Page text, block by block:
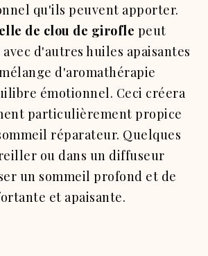
qu'ils peuvent apporter.
de clou de girofle peut
d'autres huiles apaisantes
d'aromathérapie
émotionnel. Ceci créera
particulièrement propice
réparateur. Quelques
ou dans un diffuseur
un sommeil profond et de
et apaisante.